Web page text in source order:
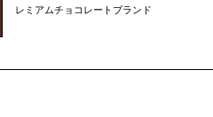
レミアムチョコレートブランド